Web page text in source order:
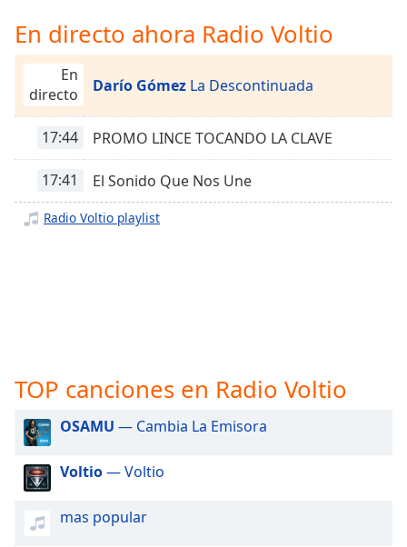
Playback
Rate
Chapters
Descriptions
descriptions
selected
dialog
off
selected
Audio
Track
Picture-
En directo ahora Radio Voltio
En
directo
Darío Gómez La Descontinuada
17:44 PROMO LINCE TOCANDO LA CLAVE
17:41 El Sonido Que Nos Une
Radio Voltio playlist
TOP canciones en Radio Voltio
OSAMU — Cambia La Emisora
Voltio— Voltio
mas popular